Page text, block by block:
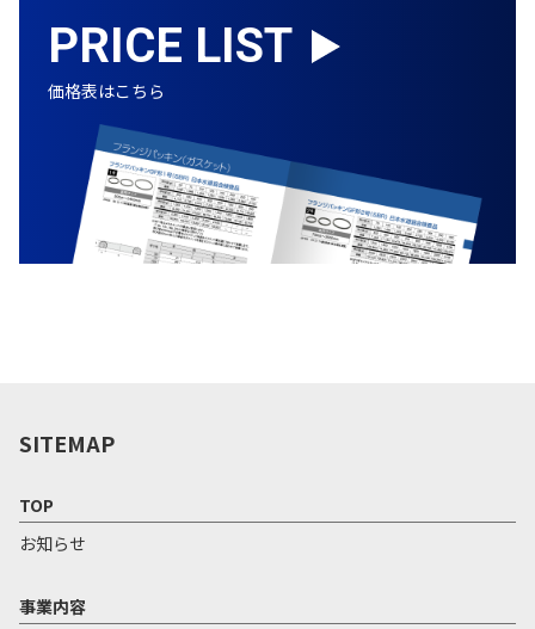
PRICE LIST
価格表はこちら
SITEMAP
TOP
お知らせ
事業内容